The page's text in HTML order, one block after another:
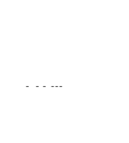
- - - ---